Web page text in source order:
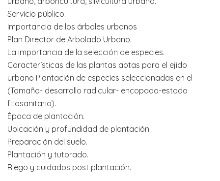
Servicio público.
Importancia de los árboles urbanos
Plan Director de Arbolado Urbano.
La importancia de la selección de especies.
Características de las plantas aptas para el ejido
urbano Plantación de especies seleccionadas en el
(Tamaño- desarrollo radicular- encopado-estado
fitosanitario).
Época de plantación.
Ubicación y profundidad de plantación.
Preparación del suelo.
Plantación y tutorado.
Riego y cuidados post plantación.